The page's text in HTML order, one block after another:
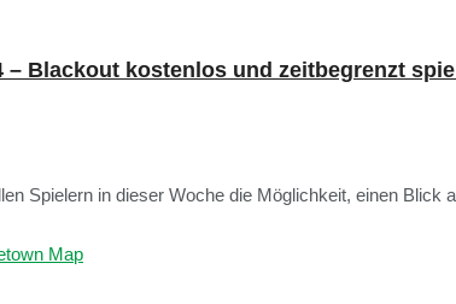
– Blackout kostenlos und zeitbegrenzt
Spielern in dieser Woche die Möglichkeit, einen Blick